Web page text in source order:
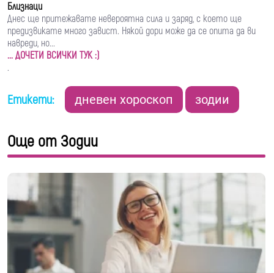
Близнаци
Днес ще притежавате невероятна сила и заряд, с което ще
предизвикате много завист. Някой дори може да се опита да ви
навреди, но...
... ДОЧЕТИ ВСИЧКИ ТУК :)
.
Етикети: дневен хороскоп зодии
Още от Зодии